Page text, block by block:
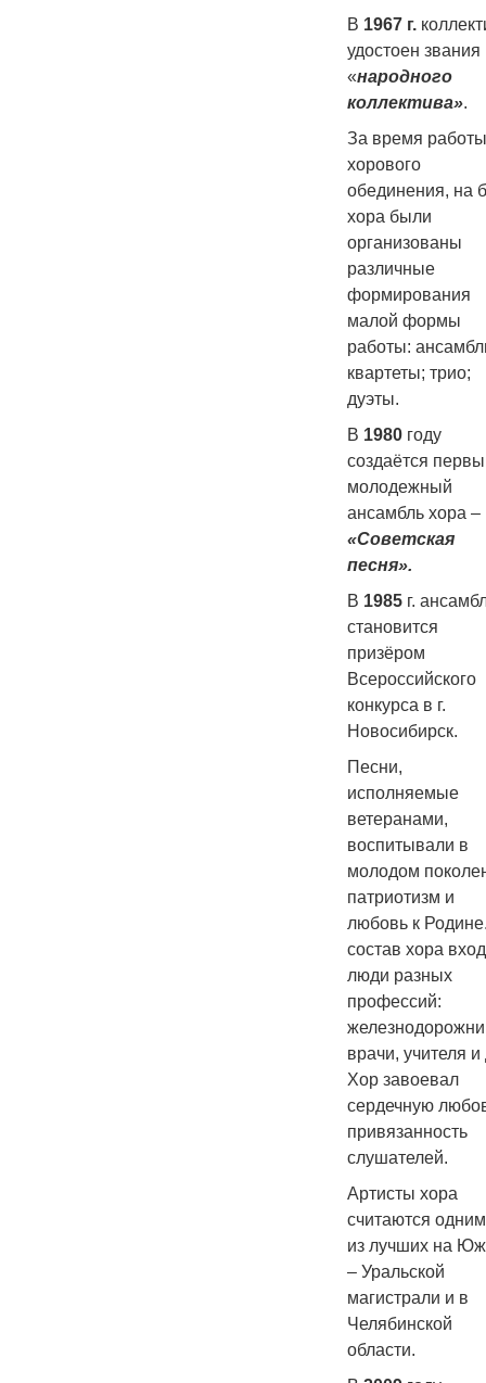
В 1967 г.
удостоен звания
«народного
коллектива».
За время работы
хорового
обединения, на
хора были
организованы
различные
формирования
малой формы
работы:
квартеты; трио;
дуэты.
В 1980 году
создаётся
молодежный
ансамбль хора –
«Советская
песня».
В 1985 г.
становится
призёром
Всероссийского
конкурса в г.
Новосибирск.
Песни,
исполняемые
ветеранами,
воспитывали в
молодом
патриотизм и
любовь к
состав хора
люди разных
профессий:
врачи, учителя и
Хор завоевал
сердечную
привязанность
слушателей.
Артисты хора
считаются
из лучших на
– Уральской
магистрали и в
Челябинской
области.